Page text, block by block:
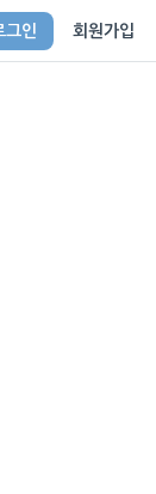
그인 회원가입